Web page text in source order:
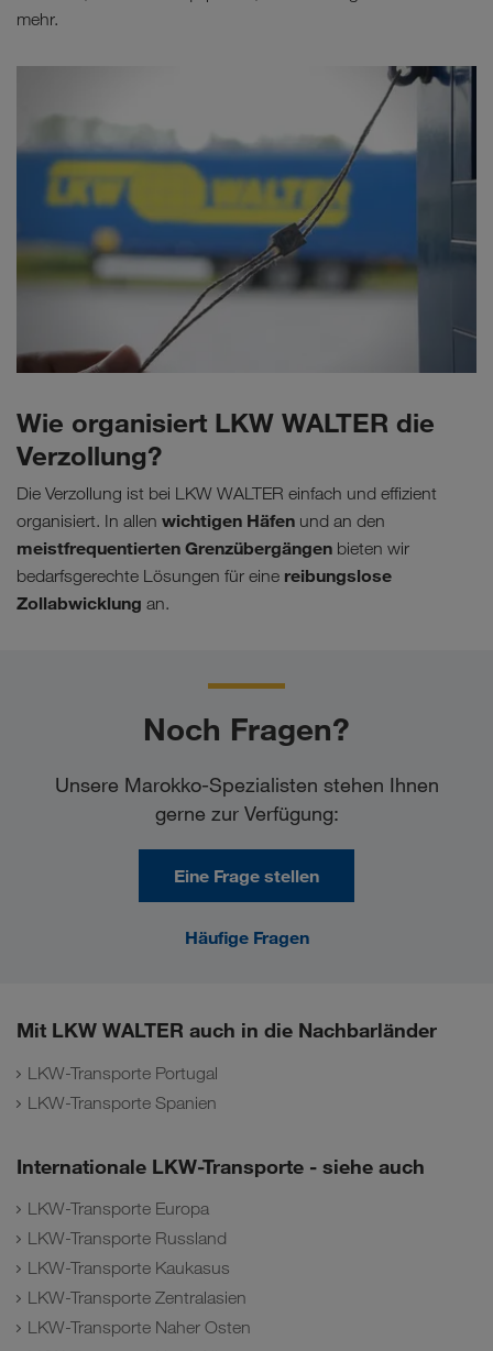
mehr.
Wie organisiert LKW WALTER die
Verzollung?
Die Verzollung ist bei LKW WALTER einfach und effizient
organisiert. In allen wichtigen Häfen und an den
meistfrequentierten Grenzübergängen bieten wir
bedarfsgerechte Lösungen für eine reibungslose
Zollabwicklung an.
Noch Fragen?
Unsere Marokko-Spezialisten stehen Ihnen
gerne zur Verfügung:
Eine Frage stellen
Häufige Fragen
Mit LKW WALTER auch in die Nachbarländer
LKW-Transporte Portugal
LKW-Transporte Spanien
Internationale LKW-Transporte - siehe auch
LKW-Transporte Europa
LKW-Transporte Russland
LKW-Transporte Kaukasus
LKW-Transporte Zentralasien
LKW-Transporte Naher Osten